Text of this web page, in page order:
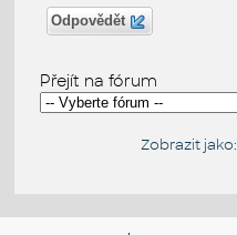
Odpovědět
Přejít na fórum
Zobrazit jako: